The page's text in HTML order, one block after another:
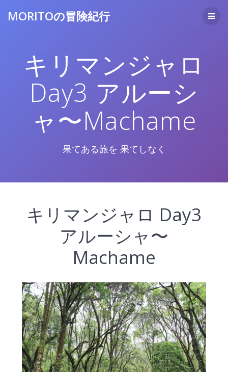
ス
ッ
MORITOの冒険紀行
キリマンジャロ
Day3 アルーシ
ャ〜Machame
果てある旅を 果てしなく
キリマンジャロ Day3
アルーシャ〜
Machame